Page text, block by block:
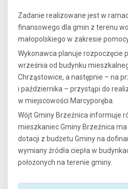
Zadanie realizowane jest w
finansowego dla gmin z terenu
małopolskiego w zakresie
Wykonawca planuje rozpoczęcie
września od budynku
Chrząstowice, a następnie – na
i października – przystąpi do
w miejscowości Marcyporęba.
Wójt Gminy Brzeźnica informuje
mieszkaniec Gminy Brzeźnica
dotacji z budżetu Gminy na
wymiany źródła ciepła w
położonych na terenie gminy.